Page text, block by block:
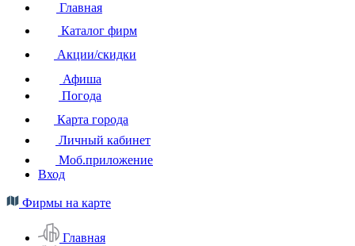
Главная
Каталог фирм
Акции/скидки
Афиша
Погода
Карта города
Личный кабинет
Моб.приложение
Вход
Фирмы на карте
Главная